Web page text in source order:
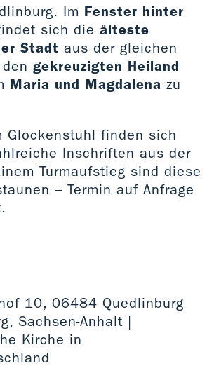
Im Fenster hinter
sich die älteste
Stadt aus der gleichen
gekreuzigten Heiland
Maria und Magdalena zu
Glockenstuhl finden sich
Inschriften aus der
Turmaufstieg sind diese
– Termin auf Anfrage
10, 06484 Quedlinburg
Sachsen-Anhalt |
Kirche in